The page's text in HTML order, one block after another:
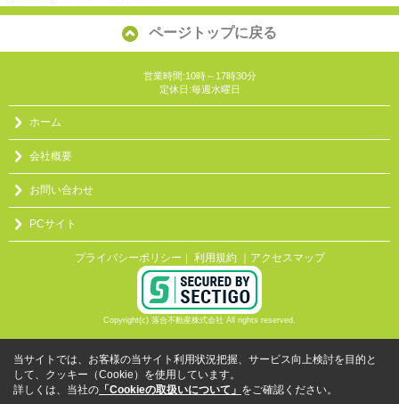
ページトップに戻る
営業時間:10時～17時30分
定休日:毎週水曜日
ホーム
会社概要
お問い合わせ
PCサイト
プライバシーポリシー 利用規約 ｜アクセスマップ
Copyright(c) 落合不動産株式会社 All rights reserved.
当サイトでは、お客様の当サイト利用状況把握、サービス向上検討を目的と
して、クッキー（Cookie）を使用しています。
詳しくは、当社の 「Cookieの取扱いについて」 をご確認ください。